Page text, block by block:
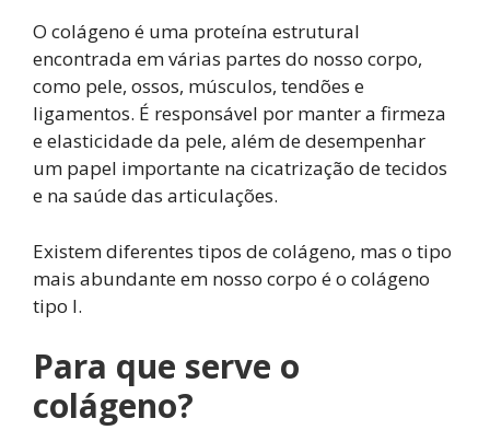
O colágeno é uma proteína estrutural
encontrada em várias partes do nosso corpo,
como pele, ossos, músculos, tendões e
ligamentos. É responsável por manter a firmeza
e elasticidade da pele, além de desempenhar
um papel importante na cicatrização de tecidos
e na saúde das articulações.
Existem diferentes tipos de colágeno, mas o tipo
mais abundante em nosso corpo é o colágeno
tipo I.
Para que serve o
colágeno?